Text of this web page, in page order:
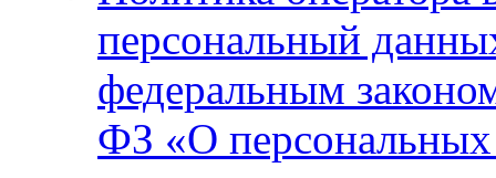
персональный
федеральным
ФЗ «О